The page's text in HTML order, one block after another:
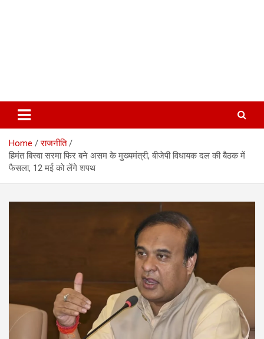
Home
राजनीति
हिमंत बिस्वा सरमा फिर बने असम के मुख्यमंत्री, बीजेपी विधायक दल की बैठक में
फैसला, 12 मई को लेंगे शपथ